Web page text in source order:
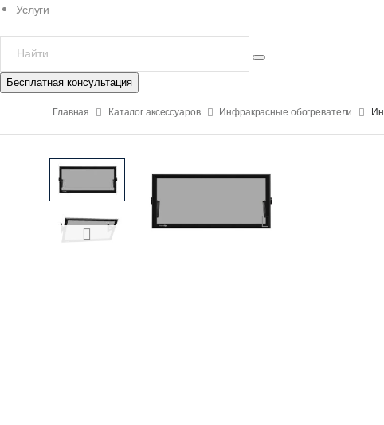
Услуги
Бесплатная консультация
Главная Каталог аксессуаров Инфракрасные обогреватели